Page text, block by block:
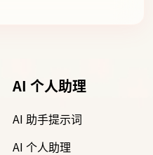
AI 个人助理
AI 助手提示词
AI 个人助理